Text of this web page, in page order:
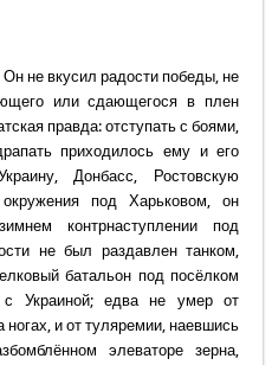
не вкусил радости победы, не
или сдающегося в плен
правда: отступать с боями,
приходилось ему и его
Донбасс, Ростовскую
под Харьковом, он
контрнаступлении под
не был раздавлен танком,
батальон под посёлком
с Украиной; едва не умер от
ногах, и от туляремии, наевшись
элеваторе зерна,